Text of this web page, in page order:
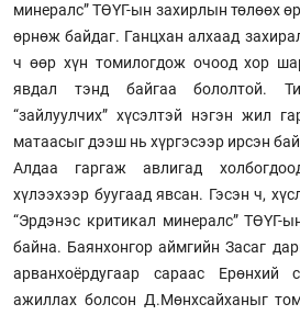
минералс” ТӨҮГ-ын захирлын төлөөх
өрнөж байдаг. Ганцхан алхаад
ч өөр хүн томилогдож очоод хор
явдал тэнд байгаа бололтой.
“зайлуулчих” хүсэлтэй нэгэн жил
матаасыг дээш нь хүргэсээр ирсэн
Алдаа гаргаж авлигад
хүлээхээр буугаад явсан. Гэсэн ч,
“Эрдэнэс критикал минералс” ТӨҮГ-
байна. Баянхонгор аймгийн Засаг
арванхоёрдугаар сараас
ажиллах болсон Д.Мөнхсайханыг